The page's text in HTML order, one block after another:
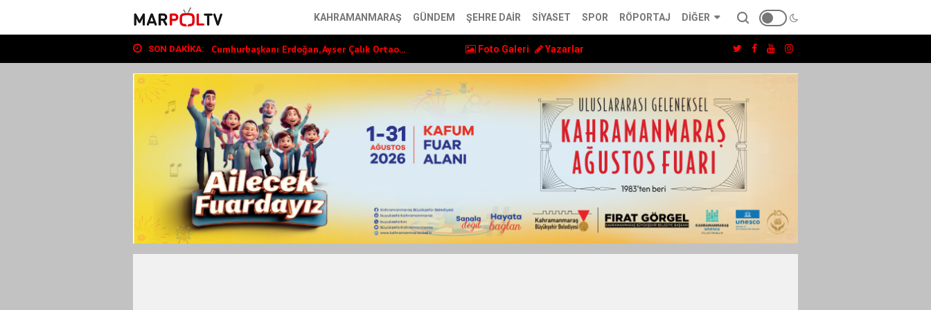
KAHRAMANMARAŞ GÜNDEM ŞEHRE DAIR SIYASET SPOR RÖPORTAJ DIĞER
SON DAKIKA:
Başkan Toptaş, mahallelerin yaşam kalite...
Vali Ünlüer ve Başkan Görgel’den Vakıfla...
Cumhurbaşkanı Erdoğan, Ayser Çalık Ortao...
Başkan Toptaş, mahallelerin yaşam kalite...
Vali Ünlüer ve Başkan Görgel’den Vakıfla...
Foto Galeri Yazarlar